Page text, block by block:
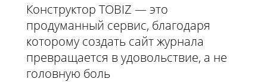
Конструктор TOBIZ — это
продуманный сервис, благодаря
которому создать сайт журнала
превращается в удовольствие, а не
головную боль